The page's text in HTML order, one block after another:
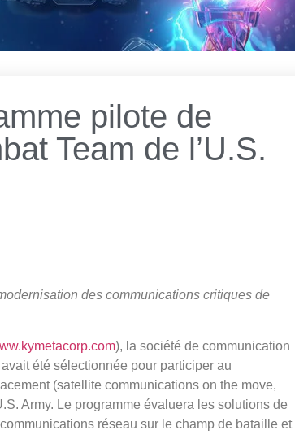
pilote de
Team de l’U.S.
des communications critiques de
), la société de communication
été sélectionnée pour participer au
(satellite communications on the move,
Army. Le programme évaluera les solutions de
réseau sur le champ de bataille et